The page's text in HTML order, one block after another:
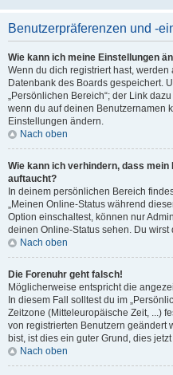
Benutzerpräferenzen und -
Wie kann ich meine Einstellungen
Wenn du dich registriert hast,
Datenbank des Boards gespeichert.
„Persönlichen Bereich“; der Link
wenn du auf deinen Benutzernamen
Einstellungen ändern.
Nach oben
Wie kann ich verhindern, dass
auftaucht?
In deinem persönlichen Bereich
„Meinen Online-Status während
Option einschaltest, können nur
deinen Online-Status sehen. Du
Nach oben
Die Forenuhr geht falsch!
Möglicherweise entspricht die
In diesem Fall solltest du im
Zeitzone (Mitteleuropäische Zeit, ...)
von registrierten Benutzern geändert
bist, ist dies ein guter Grund, dies
Nach oben